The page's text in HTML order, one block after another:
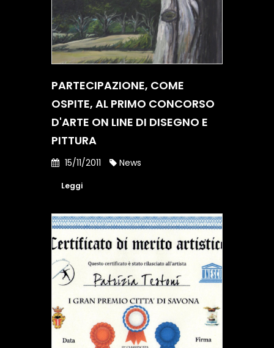
PARTECIPAZIONE, COME
OSPITE, AL PRIMO CONCORSO
D'ARTE ON LINE DI DISEGNO E
PITTURA
15/11/2011 News
Leggi